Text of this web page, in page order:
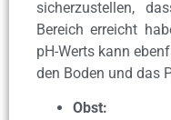
sicherzustellen,
Bereich erreicht
pH-Werts kann
den Boden und das
Obst: